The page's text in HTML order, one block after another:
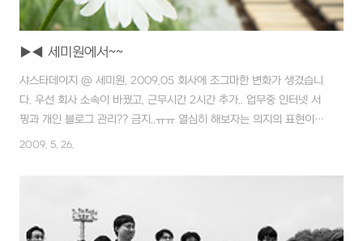
▶◀ 세미원에서~~
샤스타데이지 @ 세미원, 2009.05 회사에 조그마한 변화가 생겼습니
다. 우선 회사 소속이 바꿨고, 근무시간 2시간 추가.. 업무중 인터넷 서
핑과 개인 블로그 관리?? 금지..ㅠㅠ 열심히 해보자는 의지의 표현이라
모두들 수긍하는 분위기랍니다. 그래서 그렇잖아도 클리어 못하고 있는
과 글들은 틈틈이 짬내서 빠지지 않고 볼 계획이랍니다.
2009. 5. 26.